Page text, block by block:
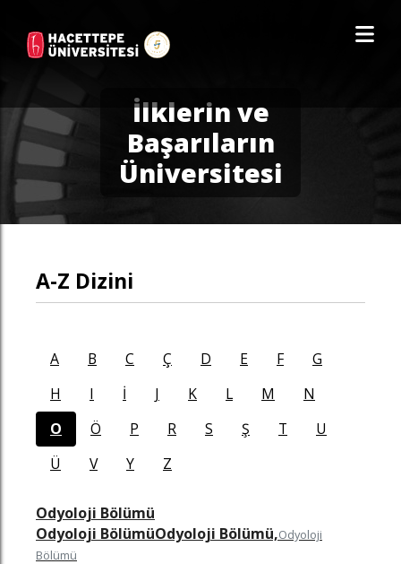
İlklerin ve
Başarıların
Üniversitesi
A-Z Dizini
A B C Ç D E F
G
H
I İ J K L M
N
O
Ö P R S Ş T
U
Ü
V Y Z
Odyoloji Bölümü
Odyoloji BölümüOdyoloji Bölümü,Odyoloji
Bölümü